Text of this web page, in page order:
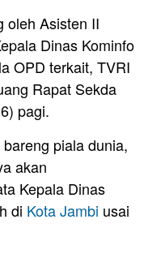
oleh Asisten II
Dinas Kominfo
OPD terkait, TVRI
Rapat Sekda
pagi.
piala dunia,
akan
Kepala Dinas
di Kota Jambi usai